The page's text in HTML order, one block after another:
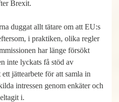
Brexit.
duggat allt tätare om att EU:s
i praktiken, olika regler
har länge försökt
inte lyckats få stöd av
jättearbete för att samla in
intressen genom enkäter och
i.